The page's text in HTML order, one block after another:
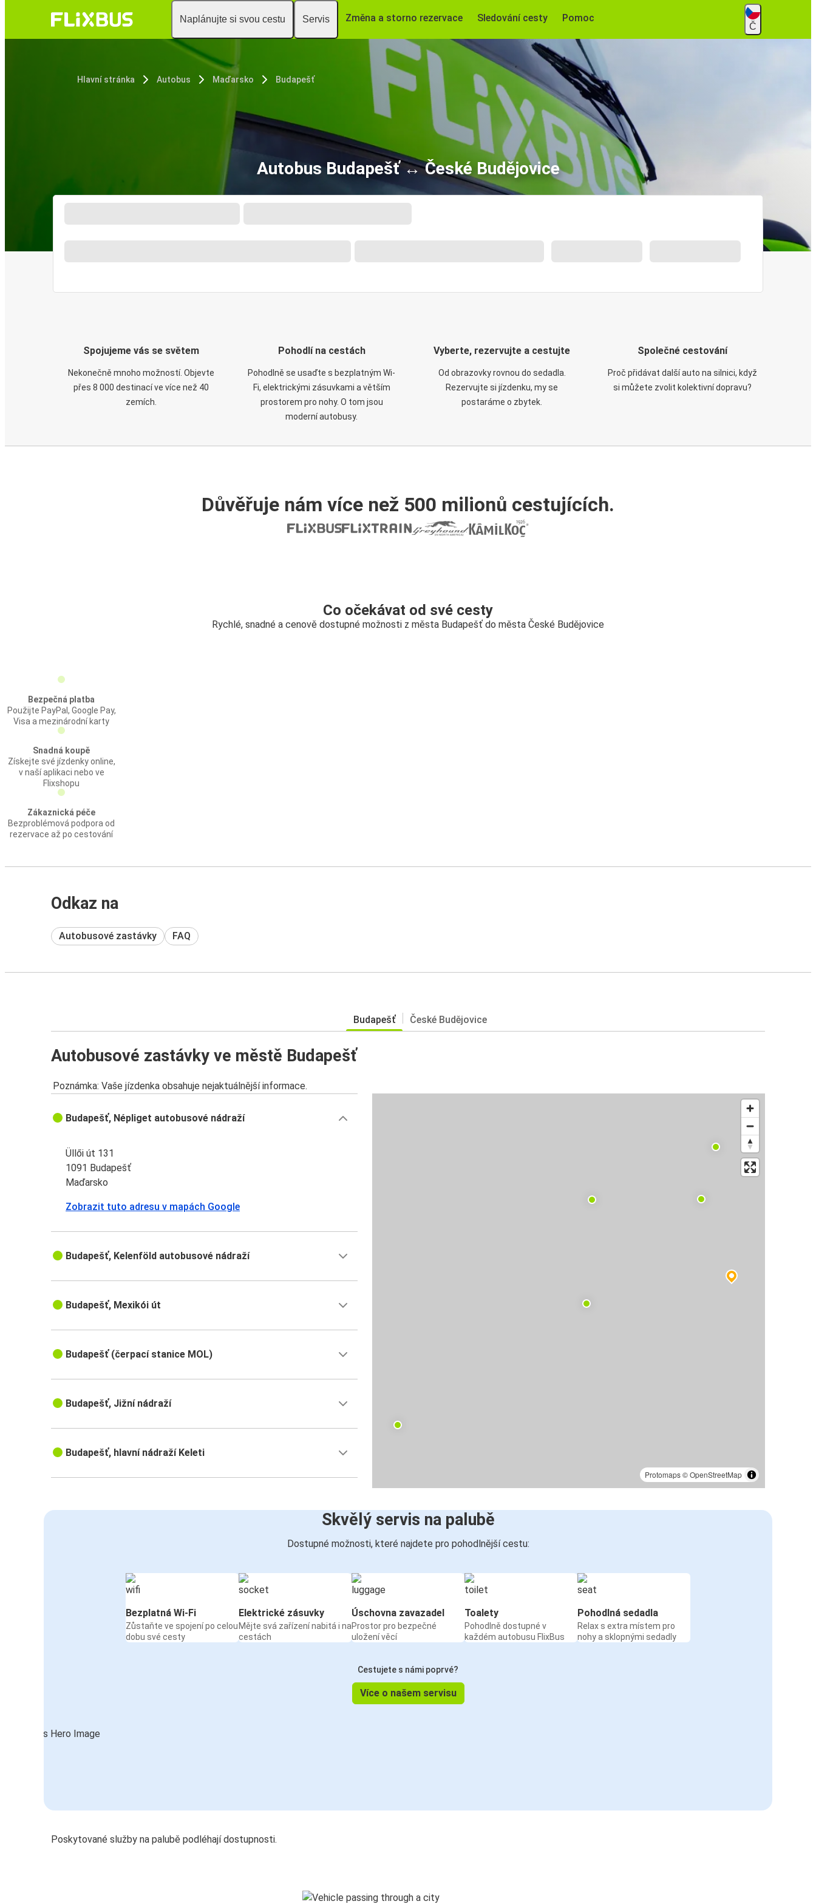
Naplánujte si svou cestu Servis Změna a storno rezervace Sledování cesty Pomoc
Č
Hlavní stránka Autobus Maďarsko Budapešť
Autobus Budapešť ↔ České Budějovice
Spojujeme vás se světem
Nekonečně mnoho možností. Objevte
přes 8 000 destinací ve více než 40
zemích.
Pohodlí na cestách
Pohodlně se usaďte s bezplatným Wi-
Fi, elektrickými zásuvkami a větším
prostorem pro nohy. O tom jsou
moderní autobusy.
Vyberte, rezervujte a cestujte
Od obrazovky rovnou do sedadla.
Rezervujte si jízdenku, my se
postaráme o zbytek.
Společné cestování
Proč přidávat další auto na silnici, když
si můžete zvolit kolektivní dopravu?
Důvěřuje nám více než 500 milionů cestujících.
Co očekávat od své cesty
Rychlé, snadné a cenově dostupné možnosti z města Budapešť do města České Budějovice
Bezpečná platba
Použijte PayPal, Google Pay,
Visa a mezinárodní karty
Snadná koupě
Získejte své jízdenky online,
v naší aplikaci nebo ve
Flixshopu
Zákaznická péče
Bezproblémová podpora od
rezervace až po cestování
Odkaz na
Autobusové zastávky FAQ
Budapešť České Budějovice
Autobusové zastávky ve městě Budapešť
Poznámka: Vaše jízdenka obsahuje nejaktuálnější informace.
Protomaps©OpenStreetMap
Budapešť, Népliget autobusové nádraží
Üllői út 131
1091 Budapešť
Maďarsko
Zobrazit tuto adresu v mapách Google
Budapešť, Kelenföld autobusové nádraží
Budapešť, Mexikói út
Budapešť (čerpací stanice MOL)
Budapešť, Jižní nádraží
Budapešť, hlavní nádraží Keleti
Skvělý servis na palubě
Dostupné možnosti, které najdete pro pohodlnější cestu:
Bezplatná Wi-Fi
Zůstaňte ve spojení po celou
dobu své cesty
Elektrické zásuvky
Mějte svá zařízení nabitá i na
cestách
Úschovna zavazadel
Prostor pro bezpečné
uložení věcí
Toalety
Pohodlně dostupné v
každém autobusu FlixBus
Pohodlná sedadla
Relax s extra místem pro
nohy a sklopnými sedadly
Cestujete s námi poprvé?
Více o našem servisu
Poskytované služby na palubě podléhají dostupnosti.